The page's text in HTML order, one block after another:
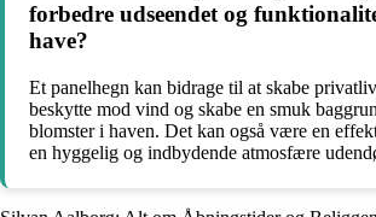
forbedre udseendet og
have?
Et panelhegn kan bidrage til at skabe
beskytte mod vind og skabe en smuk
blomster i haven. Det kan også være en
en hyggelig og indbydende atmosfære